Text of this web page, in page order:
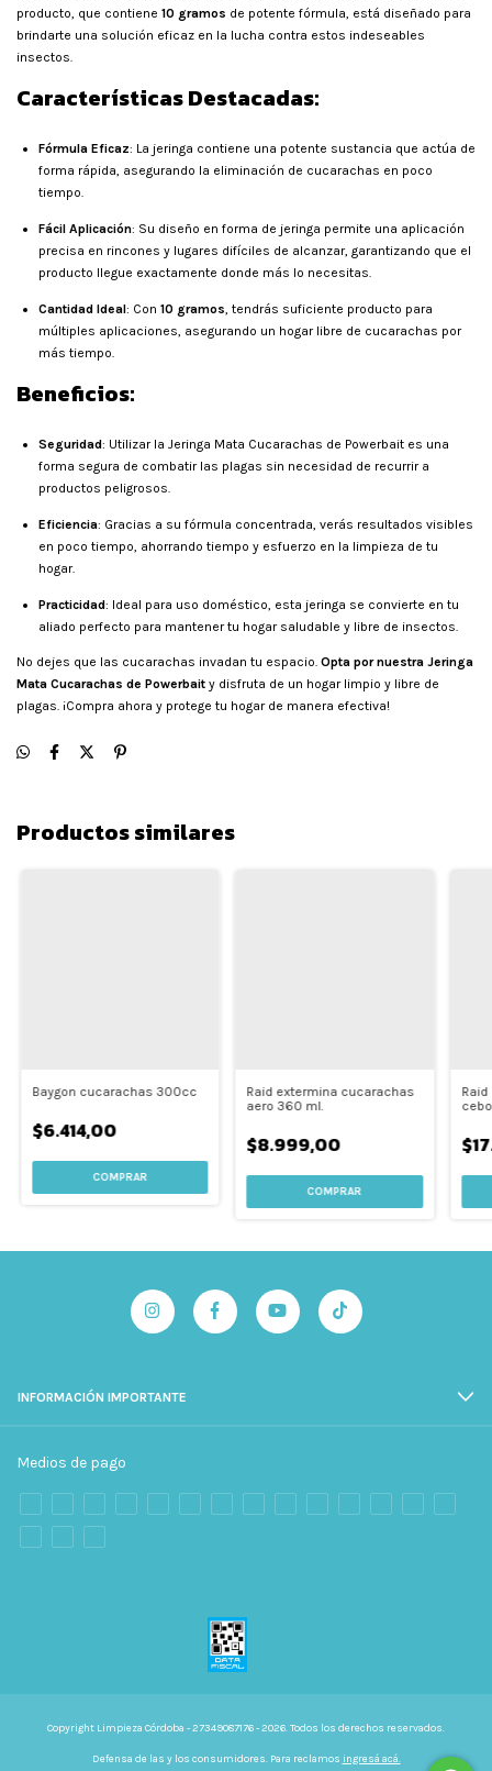
producto, que contiene 10 gramos de potente fórmula, está diseñado para
brindarte una solución eficaz en la lucha contra estos indeseables
insectos.
Características Destacadas:
Fórmula Eficaz: La jeringa contiene una potente sustancia que actúa de
forma rápida, asegurando la eliminación de cucarachas en poco
tiempo.
Fácil Aplicación: Su diseño en forma de jeringa permite una aplicación
precisa en rincones y lugares difíciles de alcanzar, garantizando que el
producto llegue exactamente donde más lo necesitas.
Cantidad Ideal: Con 10 gramos, tendrás suficiente producto para
múltiples aplicaciones, asegurando un hogar libre de cucarachas por
más tiempo.
Beneficios:
Seguridad: Utilizar la Jeringa Mata Cucarachas de Powerbait es una
forma segura de combatir las plagas sin necesidad de recurrir a
productos peligrosos.
Eficiencia: Gracias a su fórmula concentrada, verás resultados visibles
en poco tiempo, ahorrando tiempo y esfuerzo en la limpieza de tu
hogar.
Practicidad: Ideal para uso doméstico, esta jeringa se convierte en tu
aliado perfecto para mantener tu hogar saludable y libre de insectos.
No dejes que las cucarachas invadan tu espacio. Opta por nuestra Jeringa
Mata Cucarachas de Powerbait y disfruta de un hogar limpio y libre de
plagas. ¡Compra ahora y protege tu hogar de manera efectiva!
Productos similares
Baygon cucarachas 300cc
$6.414,00
Raid extermina cucarachas
aero 360 ml.
$8.999,00
INFORMACIÓN IMPORTANTE
Medios de pago
Copyright Limpieza Córdoba - 27349087176 - 2026. Todos los derechos reservados.
Defensa de las y los consumidores. Para reclamos ingresá acá.